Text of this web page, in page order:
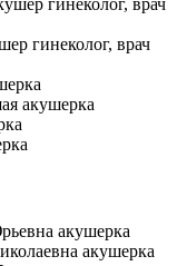
гинеколог, врач
гинеколог, врач
акушерка
акушерка
акушерка